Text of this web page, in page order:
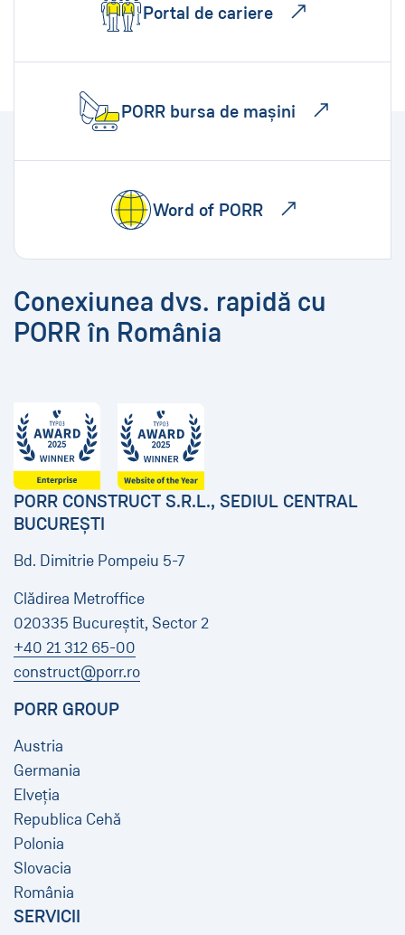
Portal de cariere
PORR bursa de mașini
Word of PORR
Conexiunea dvs. rapidă cu
PORR în România
PORR CONSTRUCT S.R.L., SEDIUL CENTRAL
BUCUREȘTI
Bd. Dimitrie Pompeiu 5-7
Clădirea Metroffice
020335 Bucureștit, Sector 2
+40 21 312 65-00
construct@porr.ro
PORR GROUP
Austria
Germania
Elveția
Republica Cehă
Polonia
Slovacia
România
SERVICII